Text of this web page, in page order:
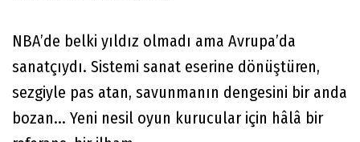
NBA’de belki yıldız olmadı ama Avrupa’da
sanatçıydı. Sistemi sanat eserine dönüştüren,
sezgiyle pas atan, savunmanın dengesini bir anda
bozan... Yeni nesil oyun kurucular için hâlâ bir